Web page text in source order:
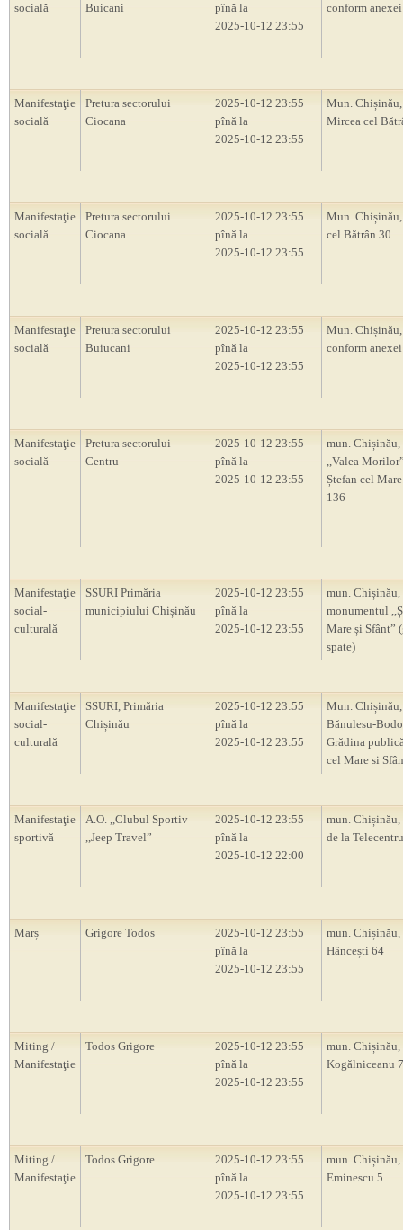
socială
Buicani
pînă la
2025-10-12 23:55
conform anexei
Manifestaţie
socială
Pretura sectorului
Ciocana
2025-10-12 23:55
pînă la
2025-10-12 23:55
Mun.
Mircea cel
Manifestaţie
socială
Pretura sectorului
Ciocana
2025-10-12 23:55
pînă la
2025-10-12 23:55
Mun.
cel Bătrân 30
Manifestaţie
socială
Pretura sectorului
Buiucani
2025-10-12 23:55
pînă la
2025-10-12 23:55
Mun.
conform anexei
Manifestaţie
socială
Pretura sectorului
Centru
2025-10-12 23:55
pînă la
2025-10-12 23:55
mun. Chișinău,
,,Valea
Ștefan cel
136
Manifestaţie
social-
culturală
SSURI Primăria
municipiului Chișinău
2025-10-12 23:55
pînă la
2025-10-12 23:55
mun. Chișinău,
monumentul
Mare și Sfânt”
spate)
Manifestaţie
social-
culturală
SSURI, Primăria
Chișinău
2025-10-12 23:55
pînă la
2025-10-12 23:55
Mun. Chișinău,
Bănulesu-
Grădina
cel Mare si
Manifestaţie
sportivă
A.O. ,,Clubul Sportiv
,,Jeep Travel”
2025-10-12 23:55
pînă la
2025-10-12 22:00
mun.
de la Telecentru
Marș Grigore Todos
2025-10-12 23:55
pînă la
2025-10-12 23:55
mun. Chișinău,
Hâncești 64
Miting /
Manifestaţie
Todos Grigore
2025-10-12 23:55
pînă la
2025-10-12 23:55
mun.
Kogălniceanu
Miting /
Manifestaţie
Todos Grigore
2025-10-12 23:55
pînă la
2025-10-12 23:55
mun.
Eminescu 5